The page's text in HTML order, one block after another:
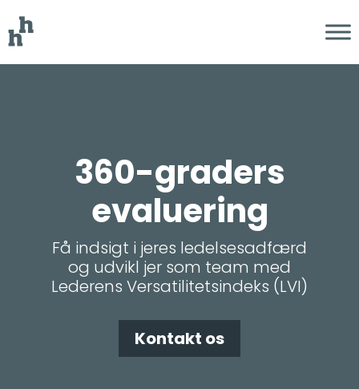
360-graders
evaluering
Få indsigt i jeres ledelsesadfærd
og udvikl jer som team med
Lederens Versatilitetsindeks (LVI)
Kontakt os